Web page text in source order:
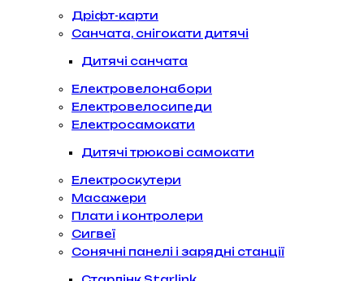
Дріфт-карти
Санчата, снігокати дитячі
Дитячі санчата
Електровелонабори
Електровелосипеди
Електросамокати
Дитячі трюкові самокати
Електроскутери
Масажери
Плати і контролери
Сигвеї
Сонячні панелі і зарядні станції